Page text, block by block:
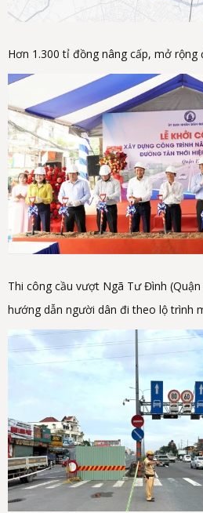
Hơn 1.300 tỉ đồng nâng cấp, mở rộng
Thi công cầu vượt Ngã Tư Đình (Quận
hướng dẫn người dân đi theo lộ trình